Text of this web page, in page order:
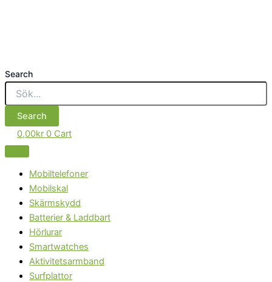
Search
Search
0,00kr 0 Cart
Mobiltelefoner
Mobilskal
Skärmskydd
Batterier & Laddbart
Hörlurar
Smartwatches
Aktivitetsarmband
Surfplattor